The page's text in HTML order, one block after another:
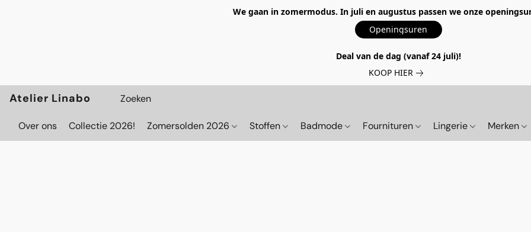
We gaan in zomermodus. In juli en augustus passen we onze
Openingsuren
Deal van de dag (vanaf 24 juli)!
KOOP HIER
Atelier Linabo
Over ons Collectie 2026! Zomersolden 2026 Stoffen Badmode Fournituren Lingerie Merken